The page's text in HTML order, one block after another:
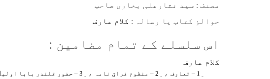
مصنف : سید نثارعلی بخاری صاحب
⁠⁠⁠حوالۂِ کتاب یا رسالہ : کلام عارف
اس سلسلے کے تمام مضامین :
کلام عارف
1 – تعارف ، ِ 2 – منظوم فراق نامہ ، ِ 3 – حضور قلندر بابا اولیاؒء کا حسن اخلاق اور پاکستان کی مبارکباد